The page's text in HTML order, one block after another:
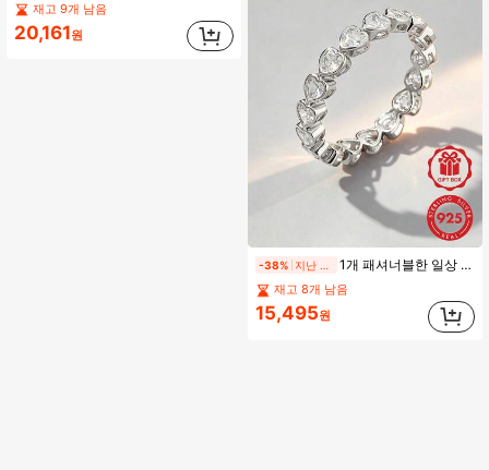
재고 9개 남음
20,161원
-38% 1개 패셔너블한 일상 샤이니 우아한 925 스털링 실버 하트 모양 링 천연 지르코니아 스톤 포함, 파티, 결혼식, 모임 여성 선물
재고 8개 남음
15,495원